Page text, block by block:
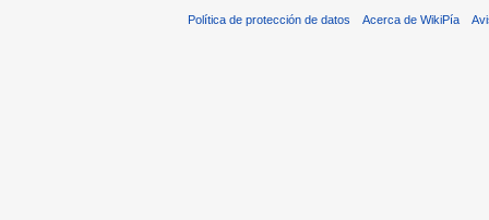
Política de protección de datos Acerca de WikiPía